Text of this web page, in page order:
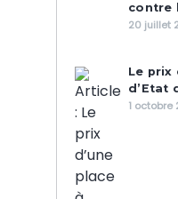
contre
20 juillet
Le prix
d’Etat
1 octobre